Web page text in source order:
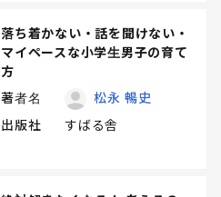
落ち着かない・話を聞けない・
マイペースな小学生男子の育て
方
著者名
松永 暢史
出版社
すばる舎